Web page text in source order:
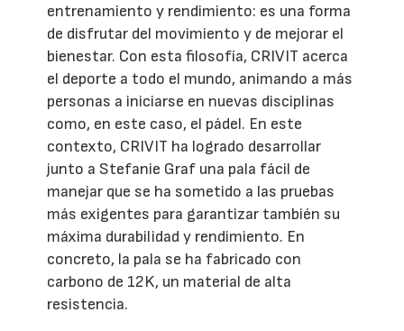
entrenamiento y rendimiento: es una forma
de disfrutar del movimiento y de mejorar el
bienestar. Con esta filosofía, CRIVIT acerca
el deporte a todo el mundo, animando a más
personas a iniciarse en nuevas disciplinas
como, en este caso, el pádel. En este
contexto, CRIVIT ha logrado desarrollar
junto a Stefanie Graf una pala fácil de
manejar que se ha sometido a las pruebas
más exigentes para garantizar también su
máxima durabilidad y rendimiento. En
concreto, la pala se ha fabricado con
carbono de 12K, un material de alta
resistencia.